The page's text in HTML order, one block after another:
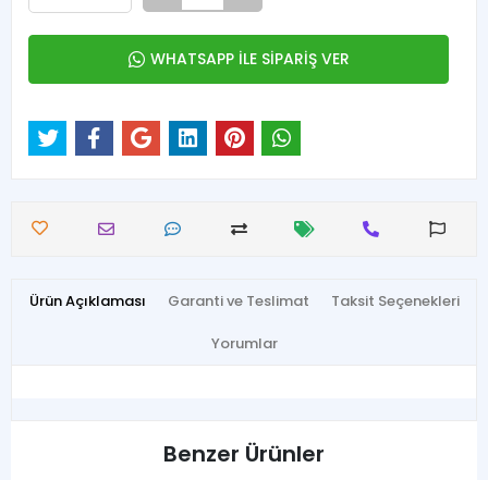
WHATSAPP İLE SİPARİŞ VER
Ürün Açıklaması Garanti ve Teslimat Taksit Seçenekleri
Yorumlar
Benzer Ürünler